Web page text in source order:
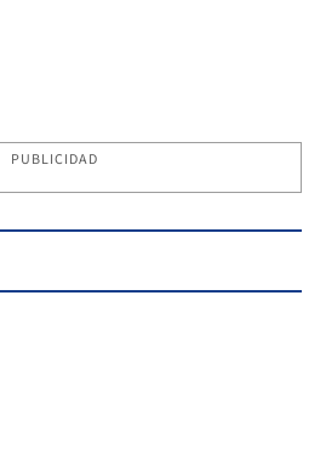
PUBLICIDAD